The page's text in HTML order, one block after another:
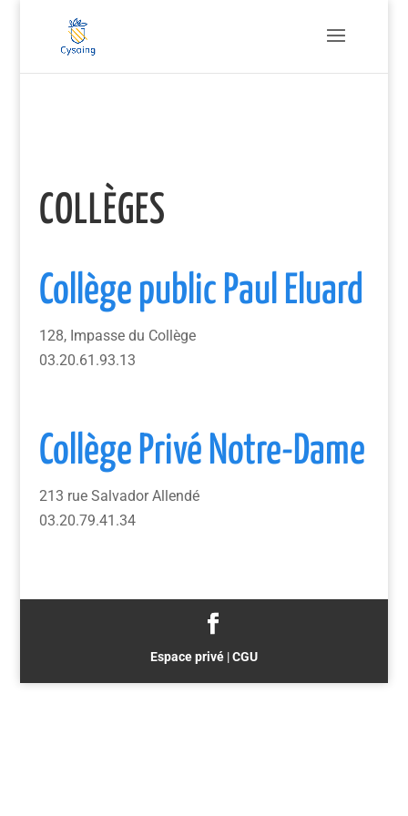
COLLÈGES
Collège public Paul Eluard
128, Impasse du Collège
03.20.61.93.13
Collège Privé Notre-Dame
213 rue Salvador Allendé
03.20.79.41.34
Espace privé|CGU